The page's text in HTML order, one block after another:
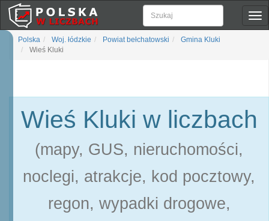
Polska Woj. łódzkie Powiat bełchatowski
Gmina Kluki
Wieś Kluki
Wieś Kluki w liczbach
(mapy, GUS, nieruchomości,
noclegi, atrakcje, kod pocztowy,
regon, wypadki drogowe,